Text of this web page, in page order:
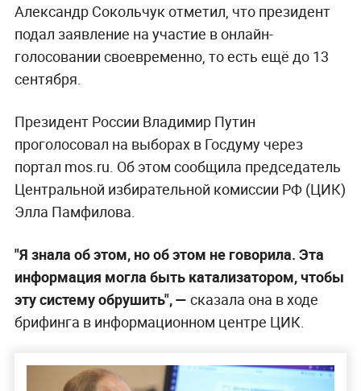
Александр Сокольчук отметил, что президент
подал заявление на участие в онлайн-
голосовании своевременно, то есть ещё до 13
сентября.
Президент России Владимир Путин
проголосовал на выборах в Госдуму через
портал mos.ru. Об этом сообщила председатель
Центральной избирательной комиссии РФ (ЦИК)
Элла Памфилова.
"Я знала об этом, но об этом не говорила. Эта
информация могла быть катализатором, чтобы
эту систему обрушить", — сказала она в ходе
брифинга в информационном центре ЦИК.